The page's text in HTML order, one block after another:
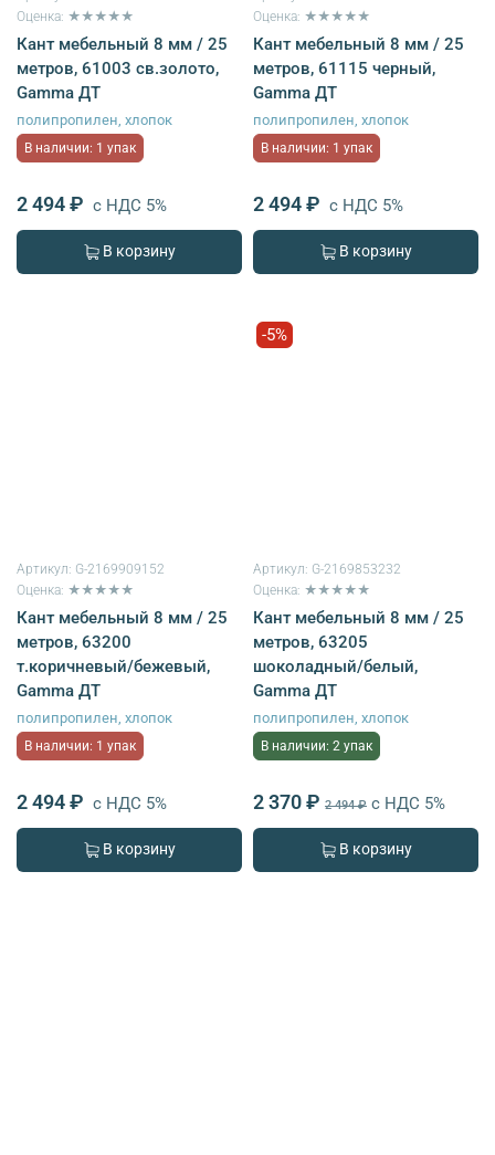
Оценка: ★★★★★
Кант мебельный 8 мм / 25
метров, 61003 св.золото,
Gamma ДТ
полипропилен, хлопок
В наличии: 1 упак
2 494 ₽ с НДС 5%
В корзину
Оценка: ★★★★★
Кант мебельный 8 мм / 25
метров, 61115 черный,
Gamma ДТ
полипропилен, хлопок
В наличии: 1 упак
2 494 ₽ с НДС 5%
В корзину
Артикул: G-2169909152
Оценка: ★★★★★
Кант мебельный 8 мм / 25
метров, 63200
т.коричневый/бежевый,
Gamma ДТ
полипропилен, хлопок
В наличии: 1 упак
2 494 ₽ с НДС 5%
В корзину
-5%
Артикул: G-2169853232
Оценка: ★★★★★
Кант мебельный 8 мм / 25
метров, 63205
шоколадный/белый,
Gamma ДТ
полипропилен, хлопок
В наличии: 2 упак
2 370 ₽ 2 494 ₽ с НДС 5%
В корзину